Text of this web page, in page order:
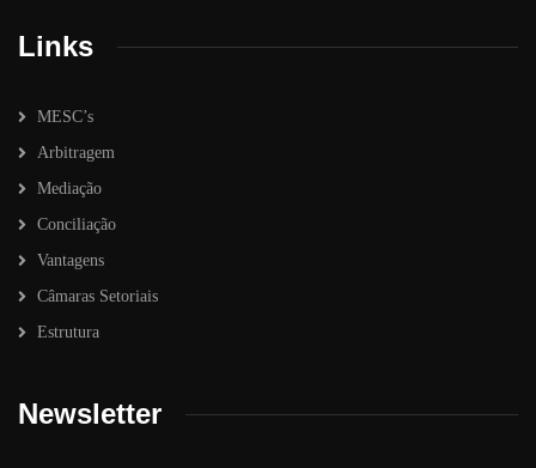
Links
MESC’s
Arbitragem
Mediação
Conciliação
Vantagens
Câmaras Setoriais
Estrutura
Newsletter